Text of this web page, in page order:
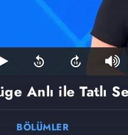
Anlı ile Tatlı
BÖLÜMLER